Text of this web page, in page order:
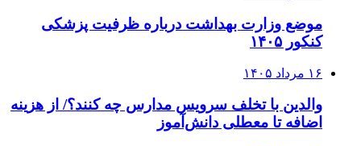
موضع وزارت بهداشت درباره ظرفیت پزشکی
کنکور ۱۴۰۵
۱۶ مرداد ۱۴۰۵
والدین با تخلف سرویس مدارس چه کنند؟/ از هزینه
اضافه تا معطلی دانش‌آموز